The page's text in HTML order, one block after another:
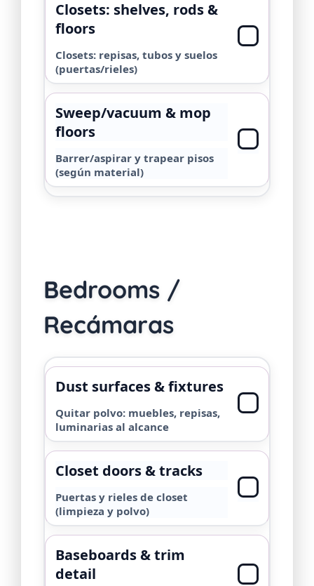
Closets: shelves, rods &
floors
Closets: repisas, tubos y suelos
(puertas/rieles)
Sweep/vacuum & mop
floors
Barrer/aspirar y trapear pisos
(según material)
Bedrooms /
Recámaras
Dust surfaces & fixtures
Quitar polvo: muebles, repisas,
luminarias al alcance
Closet doors & tracks
Puertas y rieles de closet
(limpieza y polvo)
Baseboards & trim
detail